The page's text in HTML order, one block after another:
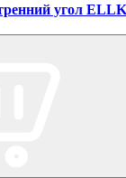
угол